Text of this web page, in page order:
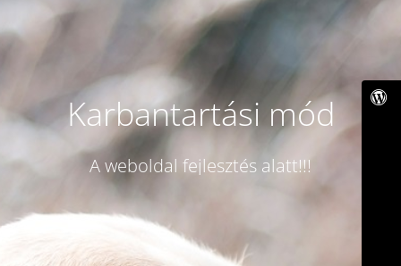
Karbantartási mód
A weboldal fejlesztés alatt!!!